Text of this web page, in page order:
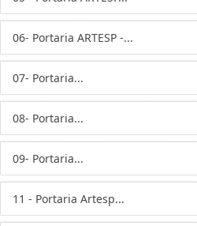
06- Portaria ARTESP -...
07- Portaria...
08- Portaria...
09- Portaria...
11 - Portaria Artesp...